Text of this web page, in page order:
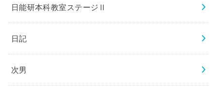
日能研本科教室ステージⅡ
日記
次男